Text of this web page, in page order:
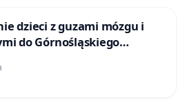
dzieci z guzami mózgu i
do Górnośląskiego
w Katowicach